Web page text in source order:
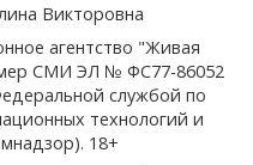
Викторовна
агентство "Живая
СМИ ЭЛ № ФС77-86052
службой по
технологий и
18+